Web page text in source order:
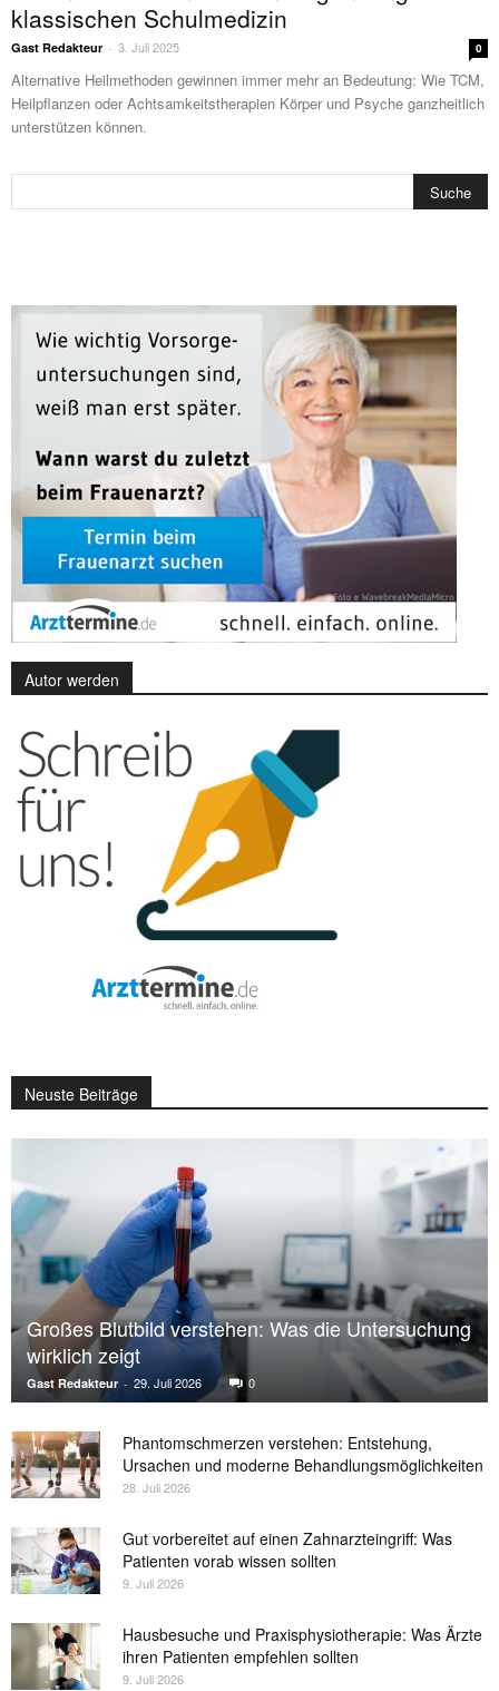
klassischen Schulmedizin
Gast Redakteur - 3. Juli 2025 0
Alternative Heilmethoden gewinnen immer mehr an Bedeutung: Wie TCM,
Heilpflanzen oder Achtsamkeitstherapien Körper und Psyche ganzheitlich
unterstützen können.
Autor werden
Neuste Beiträge
Großes Blutbild verstehen: Was die Untersuchung
wirklich zeigt
Gast Redakteur - 29. Juli 2026 0
Phantomschmerzen verstehen: Entstehung,
Ursachen und moderne Behandlungsmöglichkeiten
28. Juli 2026
Gut vorbereitet auf einen Zahnarzteingriff: Was
Patienten vorab wissen sollten
9. Juli 2026
Hausbesuche und Praxisphysiotherapie: Was Ärzte
ihren Patienten empfehlen sollten
9. Juli 2026